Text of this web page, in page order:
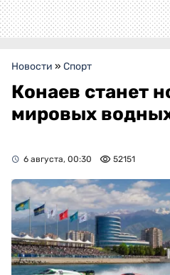
Новости » Спорт
Конаев станет
мировых
6 августа, 00:30 52151